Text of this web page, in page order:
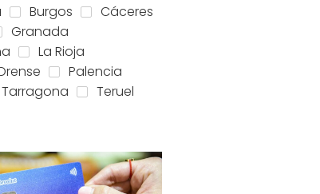
Burgos
Cáceres
Granada
La Rioja
Palencia
Tarragona
Teruel